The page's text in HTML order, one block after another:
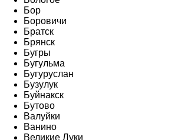
Бор
Боровичи
Братск
Брянск
Бугры
Бугульма
Бугуруслан
Бузулук
Буйнакск
Бутово
Валуйки
Ванино
Великие Луки